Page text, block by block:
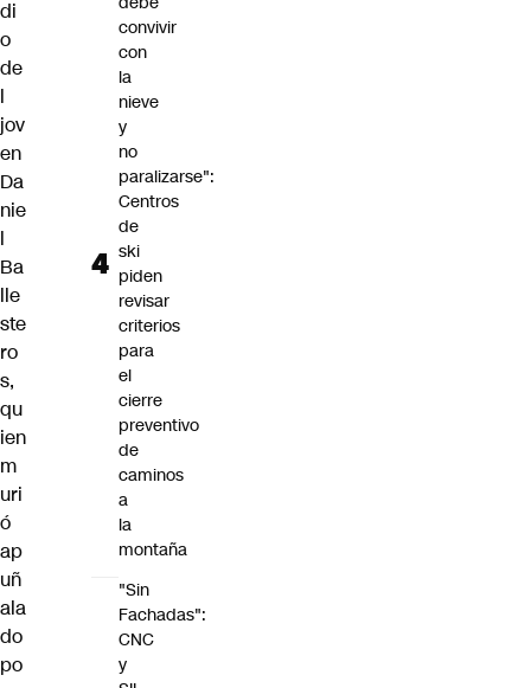
di
o
de
l
jov
en
Da
nie
l
Ba
lle
ste
ro
s,
qu
ien
m
uri
ó
ap
uñ
ala
do
po
convivir
con
la
nieve
y
no
paralizarse":
Centros
de
ski
piden
revisar
criterios
para
el
cierre
preventivo
de
caminos
a
la
montaña
"Sin
Fachadas":
CNC
y